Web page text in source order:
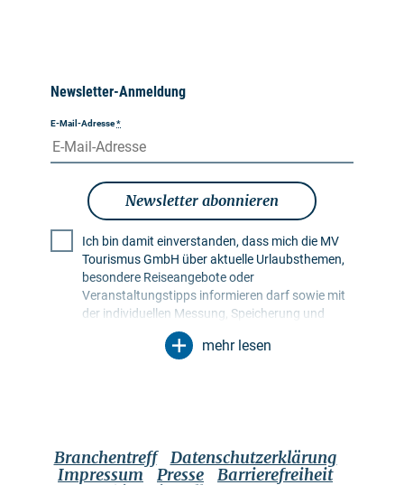
Newsletter-Anmeldung
E-Mail-Adresse*
Newsletter abonnieren
Ich bin damit einverstanden, dass mich die MV
Tourismus GmbH über aktuelle Urlaubsthemen,
besondere Reiseangebote oder
Veranstaltungstipps informieren darf sowie mit
der individuellen Messung, Speicherung und
Auswertung von Öffnungs- und Klickraten in
Empfängerprofilen zu Zwecken der Gestaltung
widerrufen kann. Dies kann ich über einen
Abmeldelink im jeweiligen Newsletter tun oder
mehr lesen
Branchentreff
Datenschutzerklärung
Impressum
Presse
Barrierefreiheit